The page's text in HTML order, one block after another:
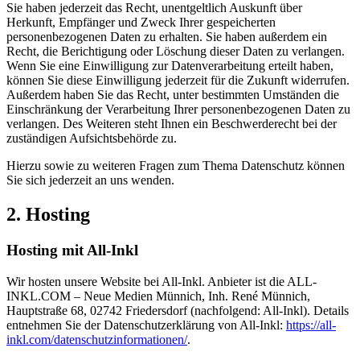
Sie haben jederzeit das Recht, unentgeltlich Auskunft über
Herkunft, Empfänger und Zweck Ihrer gespeicherten
personenbezogenen Daten zu erhalten. Sie haben außerdem ein
Recht, die Berichtigung oder Löschung dieser Daten zu verlangen.
Wenn Sie eine Einwilligung zur Datenverarbeitung erteilt haben,
können Sie diese Einwilligung jederzeit für die Zukunft widerrufen.
Außerdem haben Sie das Recht, unter bestimmten Umständen die
Einschränkung der Verarbeitung Ihrer personenbezogenen Daten zu
verlangen. Des Weiteren steht Ihnen ein Beschwerderecht bei der
zuständigen Aufsichtsbehörde zu.
Hierzu sowie zu weiteren Fragen zum Thema Datenschutz können
Sie sich jederzeit an uns wenden.
2. Hosting
Hosting mit All-Inkl
Wir hosten unsere Website bei All-Inkl. Anbieter ist die ALL-
INKL.COM – Neue Medien Münnich, Inh. René Münnich,
Hauptstraße 68, 02742 Friedersdorf (nachfolgend: All-Inkl). Details
entnehmen Sie der Datenschutzerklärung von All-Inkl: https://all-
inkl.com/datenschutzinformationen/.